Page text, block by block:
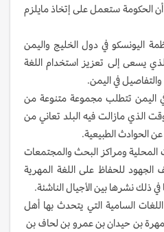
الحكومة ستعمل على إتخاذ مايلزم
اليونسكو في دول الخليج واليمن
يسعى إلى تعزيز استخدام اللغة
في اليمن.
في اليمن تتطلب مجموعة متنوعة من
الذي مازالت فيه البلد تعاني من
الحوادث الطبيعية.
ومراكز البحث والمجتمعات
الجهود للحفاظ على اللغة المهرية
ذلك نشرها بين الأجيال الناشئة.
السامية التي يتحدث بها أهل
مهرة بن حيدان بن عمرو بن لحاف بن